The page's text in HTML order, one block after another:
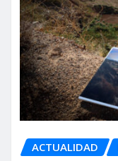
ACTUALIDAD